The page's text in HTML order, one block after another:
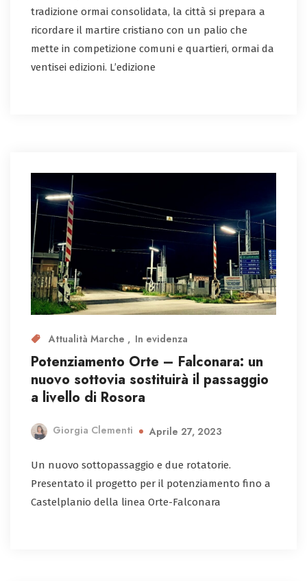
tradizione ormai consolidata, la città si prepara a
ricordare il martire cristiano con un palio che
mette in competizione comuni e quartieri, ormai da
ventisei edizioni. L’edizione
Attualità Marche In evidenza
Potenziamento Orte – Falconara: un
nuovo sottovia sostituirà il passaggio
a livello di Rosora
Giorgia Clementi Aprile 27, 2023
Un nuovo sottopassaggio e due rotatorie.
Presentato il progetto per il potenziamento fino a
Castelplanio della linea Orte-Falconara